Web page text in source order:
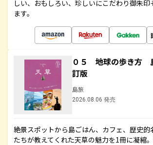
しい、おもしろい、珍しいにこだわり御朱印
ます。
０５ 地球の歩き方
訂版
島旅
2026.08.06 発売
絶景スポットから島ごはん、カフェ、歴史的
たちが教えてくれた天草の魅力を1冊に凝縮